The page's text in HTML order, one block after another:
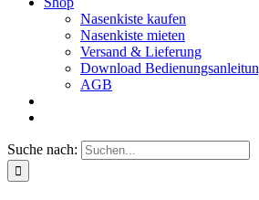
Nasenkiste kaufen
Nasenkiste mieten
Versand & Lieferung
Download
AGB
Suche nach: